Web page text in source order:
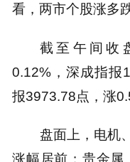
看，两市个股涨多
截至午间收
0.12%，深成指报
报3973.78点，涨
盘面上，电机
涨幅居前；贵金属